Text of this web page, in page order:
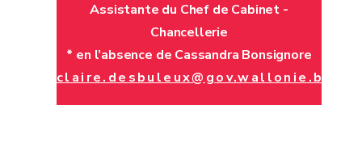
Assistante du Chef de Cabinet -
Chancellerie
* en l’absence de Cassandra Bonsignore
claire.desbuleux@gov.wallonie.be